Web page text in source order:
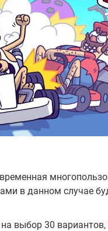
в данном случае
выбор 30 вариантов,